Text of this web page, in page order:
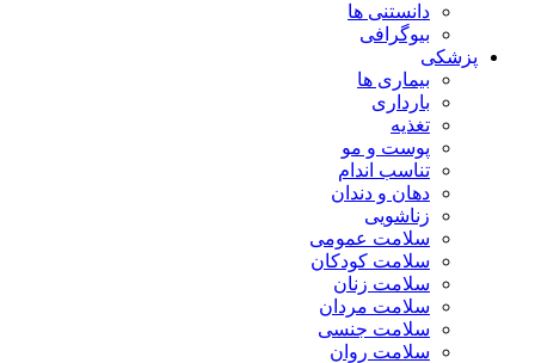
دانستنی ها
بیوگرافی
پزشکی
بیماری ها
بارداری
تغذیه
پوست و مو
تناسب اندام
دهان و دندان
زناشویی
سلامت عمومی
سلامت کودکان
سلامت زنان
سلامت مردان
سلامت جنسی
سلامت روان